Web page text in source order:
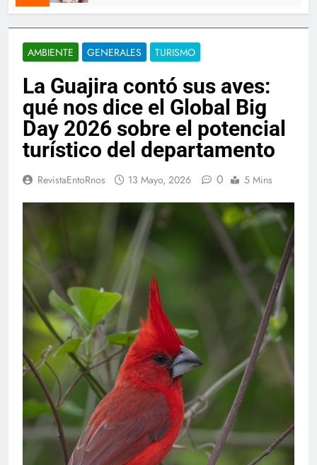
AMBIENTE GENERALES TURISMO
La Guajira contó sus aves:
qué nos dice el Global Big
Day 2026 sobre el potencial
turístico del departamento
RevistaEntoRnos 13 Mayo, 2026 0 5 Mins